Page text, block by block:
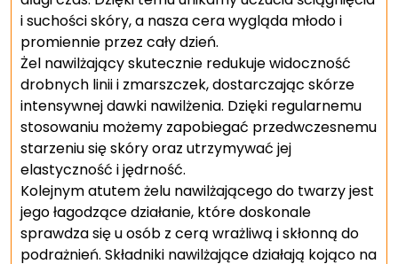
i suchości skóry, a nasza cera wygląda młodo i
promiennie przez cały dzień.
Żel nawilżający skutecznie redukuje widoczność
drobnych linii i zmarszczek, dostarczając skórze
intensywnej dawki nawilżenia. Dzięki regularnemu
stosowaniu możemy zapobiegać przedwczesnemu
starzeniu się skóry oraz utrzymywać jej
elastyczność i jędrność.
Kolejnym atutem żelu nawilżającego do twarzy jest
jego łagodzące działanie, które doskonale
sprawdza się u osób z cerą wrażliwą i skłonną do
podrażnień. Składniki nawilżające działają kojąco na